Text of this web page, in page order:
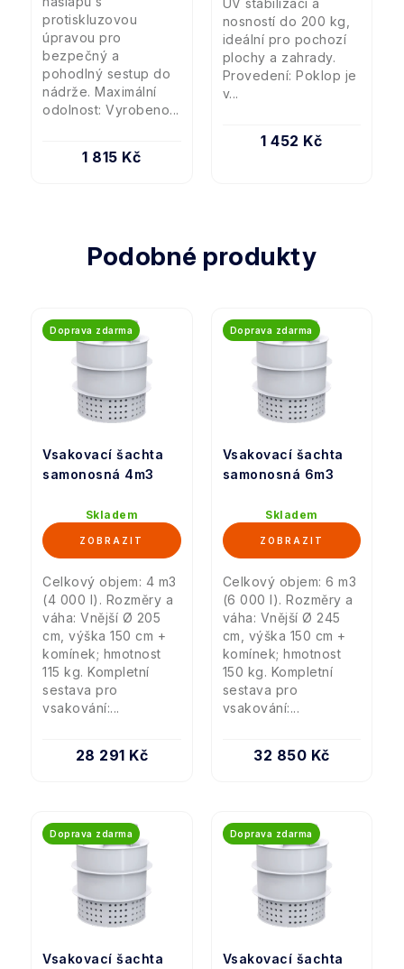
1 815 Kč
protiskluzovou
úpravou pro
bezpečný a
pohodlný sestup do
nádrže. Maximální
odolnost: Vyrobeno...
1 452 Kč
nosností do 200 kg,
ideální pro pochozí
plochy a zahrady.
Provedení: Poklop je
v...
Podobné produkty
Vsakovací šachta
samonosná 4m3
Doprava zdarma
Skladem
28 291 Kč
Celkový objem: 4 m3
(4 000 l). Rozměry a
váha: Vnější Ø 205
cm, výška 150 cm +
komínek; hmotnost
115 kg. Kompletní
sestava pro
vsakování:...
Vsakovací šachta
samonosná 6m3
Doprava zdarma
Skladem
32 850 Kč
Celkový objem: 6 m3
(6 000 l). Rozměry a
váha: Vnější Ø 245
cm, výška 150 cm +
komínek; hmotnost
150 kg. Kompletní
sestava pro
vsakování:...
Vsakovací šachta
Doprava zdarma
Vsakovací šachta
Doprava zdarma